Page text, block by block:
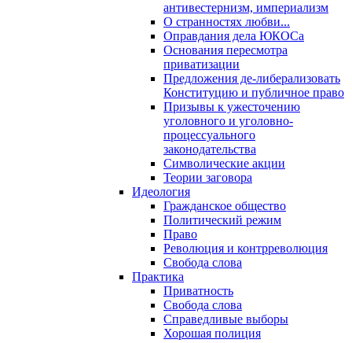
антивестернизм, империализм
О странностях любви...
Оправдания дела ЮКОСа
Основания пересмотра
приватизации
Предложения де-либерализовать
Конституцию и публичное право
Призывы к ужесточению
уголовного и уголовно-
процессуального
законодательства
Символические акции
Теории заговора
Идеология
Гражданское общество
Политический режим
Право
Революция и контрреволюция
Свобода слова
Практика
Приватность
Свобода слова
Справедливые выборы
Хорошая полиция